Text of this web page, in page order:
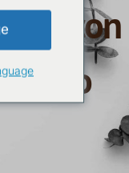
con
Mayo